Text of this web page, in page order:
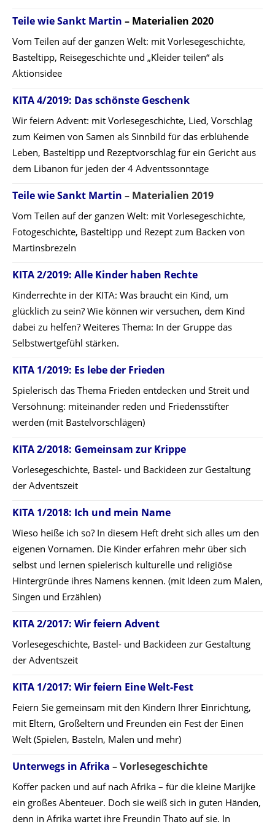
Teile wie Sankt Martin – Materialien 2020
Vom Teilen auf der ganzen Welt: mit Vorlesegeschichte,
Basteltipp, Reisegeschichte und „Kleider teilen“ als
Aktionsidee
KITA 4/2019: Das schönste Geschenk
Wir feiern Advent: mit Vorlesegeschichte, Lied, Vorschlag
zum Keimen von Samen als Sinnbild für das erblühende
Leben, Basteltipp und Rezeptvorschlag für ein Gericht aus
dem Libanon für jeden der 4 Adventssonntage
Teile wie Sankt Martin – Materialien 2019
Vom Teilen auf der ganzen Welt: mit Vorlesegeschichte,
Fotogeschichte, Basteltipp und Rezept zum Backen von
Martinsbrezeln
KITA 2/2019: Alle Kinder haben Rechte
Kinderrechte in der KITA: Was braucht ein Kind, um
glücklich zu sein? Wie können wir versuchen, dem Kind
dabei zu helfen? Weiteres Thema: In der Gruppe das
Selbstwertgefühl stärken.
KITA 1/2019: Es lebe der Frieden
Spielerisch das Thema Frieden entdecken und Streit und
Versöhnung: miteinander reden und Friedensstifter
werden (mit Bastelvorschlägen)
KITA 2/2018: Gemeinsam zur Krippe
Vorlesegeschichte, Bastel- und Backideen zur Gestaltung
der Adventszeit
KITA 1/2018: Ich und mein Name
Wieso heiße ich so? In diesem Heft dreht sich alles um den
eigenen Vornamen. Die Kinder erfahren mehr über sich
selbst und lernen spielerisch kulturelle und religiöse
Hintergründe ihres Namens kennen. (mit Ideen zum Malen,
Singen und Erzählen)
KITA 2/2017: Wir feiern Advent
Vorlesegeschichte, Bastel- und Backideen zur Gestaltung
der Adventszeit
KITA 1/2017: Wir feiern Eine Welt-Fest
Feiern Sie gemeinsam mit den Kindern Ihrer Einrichtung,
mit Eltern, Großeltern und Freunden ein Fest der Einen
Welt (Spielen, Basteln, Malen und mehr)
Unterwegs in Afrika – Vorlesegeschichte
Koffer packen und auf nach Afrika – für die kleine Marijke
ein großes Abenteuer. Doch sie weiß sich in guten Händen,
denn in Afrika wartet ihre Freundin Thato auf sie. In